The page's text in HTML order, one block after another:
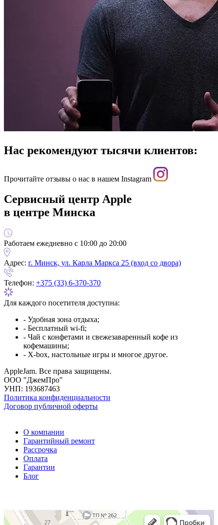
Нас рекомендуют тысячи клиентов:
Прочитайте отзывы о нас в нашем Instagram
Сервисный центр Apple
в центре Минска
Работаем ежедневно с 10:00 до 20:00
Адрес: г. Минск, ул. Карла Маркса 25 (вход со двора)
Телефон: +375 (33) 6-370-370
Для каждого посетителя доступна:
- Удобная зона отдыха;
- Бесплатный wi-fi;
- Чай с конфетами и свежезаваренный кофе из
кофемашины;
- X-box, настольные игры и многое другое.
AppleJam. Все права защищены.
ООО "ДжемПро"
УНП: 193687463
Политика конфиденциальности
Договор публичной оферты
О компании
Гарантийный ремонт
Рассрочка
Оплата
Гарантии
Блог